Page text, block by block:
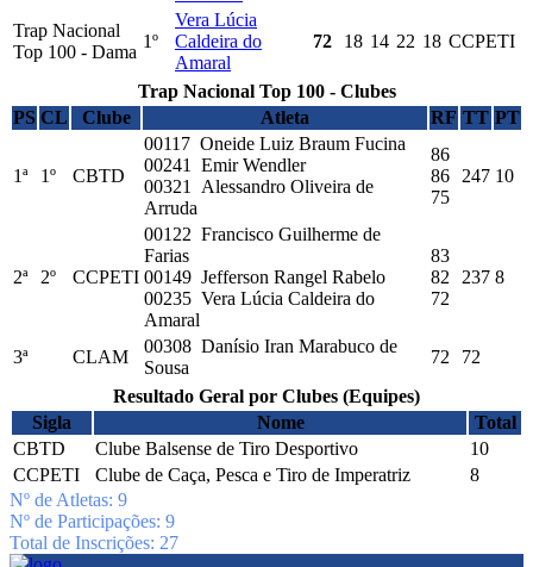
Trap Nacional
Top 100 - Dama
1º
Vera Lúcia
Caldeira do
Amaral
72 18 14 22 18 CCPETI
Trap Nacional Top 100 - Clubes
PS CL Clube Atleta RF TT PT
1ª 1º CBTD
00117 Oneide Luiz Braum Fucina
00241 Emir Wendler
00321 Alessandro Oliveira de
Arruda
86
86
75
247 10
2ª 2º CCPETI
00122 Francisco Guilherme de
Farias
00149 Jefferson Rangel Rabelo
00235 Vera Lúcia Caldeira do
Amaral
83
82
72
237 8
3ª CLAM
00308 Danísio Iran Marabuco de
Sousa
72
72
Resultado Geral por Clubes (Equipes)
Sigla
Nome
Total
CBTD
Clube Balsense de Tiro Desportivo
10
CCPETI
Clube de Caça, Pesca e Tiro de Imperatriz
8
Nº de Atletas: 9
Nº de Participações: 9
Total de Inscrições: 27